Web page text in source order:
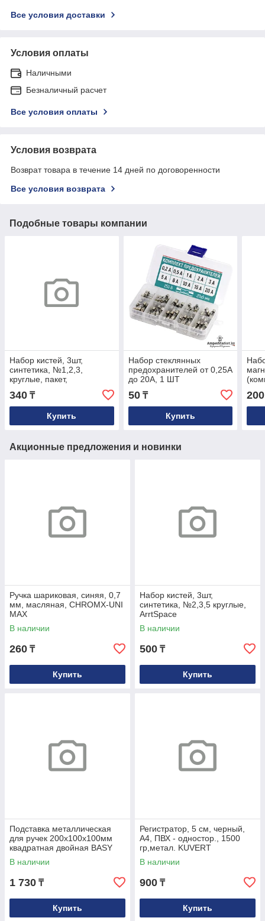
Все условия доставки
Условия оплаты
Наличными
Безналичный расчет
Все условия оплаты
Условия возврата
Возврат товара в течение 14 дней по договоренности
Все условия возврата
Подобные товары компании
Набор кистей, 3шт,
синтетика, №1,2,3,
круглые, пакет,
340 ₸
Купить
Набор стеклянных
предохранителей от 0,25A
до 20А, 1 ШТ
50₸
Купить
200
Акционные предложения и новинки
Ручка шариковая, синяя, 0,7
мм, масляная, CHROMX-UNI
MAX
В наличии
260 ₸
Купить
Набор кистей, 3шт,
синтетика, №2,3,5 круглые,
ArrtSpace
В наличии
500 ₸
Купить
Подставка металлическая
для ручек 200х100х100мм
квадратная двойная BASY
В наличии
1 730 ₸
Купить
Регистратор, 5 см, черный,
А4, ПВХ - одностор., 1500
гр,метал. KUVERT
В наличии
900 ₸
Купить